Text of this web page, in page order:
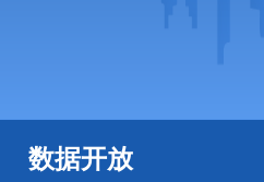
数据开放